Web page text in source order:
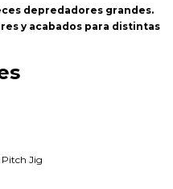
depredadores grandes.
y acabados para distintas
Jig